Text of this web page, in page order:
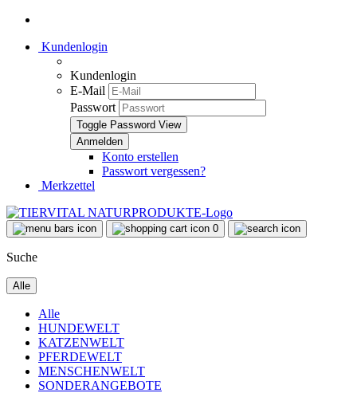
Kundenlogin
Kundenlogin
E-Mail
Passwort
Toggle Password View
Konto erstellen
Passwort vergessen?
Merkzettel
0
Suche
Alle
Alle
HUNDEWELT
KATZENWELT
PFERDEWELT
MENSCHENWELT
SONDERANGEBOTE